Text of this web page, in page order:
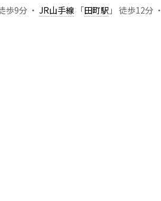
歩9分 ・ JR山手線 「田町駅 」 徒歩12分 ・